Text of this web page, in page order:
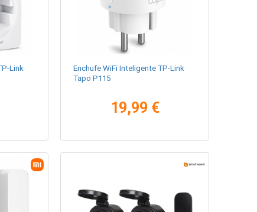
Link
Enchufe WiFi Inteligente TP-Link
Tapo P115
19,99 €